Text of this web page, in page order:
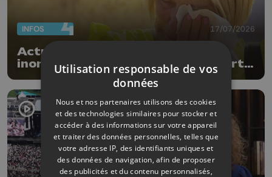
INFOS 17/07/2026
Actus de la semaine : 5 ans des
inondations, subsides pour le sport
et feu d'artifice
Utilisation responsable de vos
données
Nous et nos partenaires utilisons des cookies
et des technologies similaires pour stocker et
accéder à des informations sur votre appareil
et traiter des données personnelles, telles que
votre adresse IP, des identifiants uniques et
des données de navigation, afin de proposer
des publicités et du contenu personnalisés,